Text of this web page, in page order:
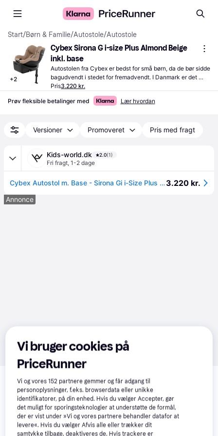
Start/Børn & Familie/Autostole/Autostole
+2
Cybex Sirona G i-size Plus Almond Beige
inkl. base
Autostolen fra Cybex er bedst for små børn, da de bør sidde
bagudvendt i stedet for fremadvendt. I Danmark er det
lovpligtigt, at alle børn under 135 centimeter skal bruge
Pris3.220 kr.
Prøv fleksible betalinger med Lær hvordan
Versioner Promoveret Pris med fragt
Kids-world.dk 2.0(1)
Fri fragt, 1-2 dage
Cybex Autostol m. Base - Sirona Gi i-Size Plus - Almond Beige - Cybex - OneSize - Autostol3.220 kr.
Annonce
Relaterede produkter
Se vores forslag til andre produkter, der matcher dine
interesser. Vis alle
Vi bruger cookies på
PriceRunner
Vi og vores152 partnere gemmer og får adgang til
personoplysninger, f.eks. browserdata eller unikke
identifikatorer, på din enhed. Hvis du vælger Accepter, gør
det muligt for sporingsteknologier at understøtte de formål,
der er vist under »Vi og vores partnere behandler datafor at
levere«. Hvis du vælger Afvis alle eller trækker dit
samtykke tilbage, deaktiveres de. Hvis trackere er